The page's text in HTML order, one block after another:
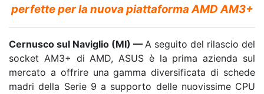
perfette per la nuova piattaforma AMD AM3+
Cernusco sul Naviglio (MI) — A seguito del rilascio del
socket AM3+ di AMD, ASUS è la prima azienda sul
mercato a offrire una gamma diversificata di schede
madri della Serie 9 a supporto delle nuovissime CPU